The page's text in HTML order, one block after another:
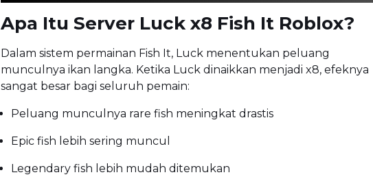
Apa Itu Server Luck x8 Fish It Roblox?
Dalam sistem permainan Fish It, Luck menentukan peluang
munculnya ikan langka. Ketika Luck dinaikkan menjadi x8, efeknya
sangat besar bagi seluruh pemain:
Peluang munculnya rare fish meningkat drastis
Epic fish lebih sering muncul
Legendary fish lebih mudah ditemukan